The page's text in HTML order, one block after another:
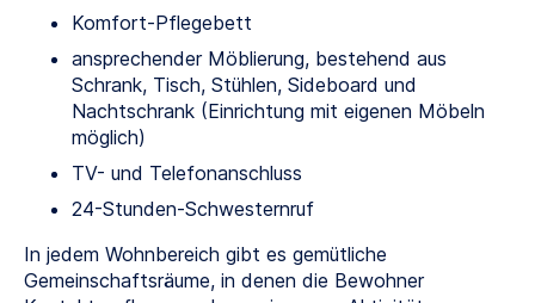
Komfort-Pflegebett
ansprechender Möblierung, bestehend aus
Schrank, Tisch, Stühlen, Sideboard und
Nachtschrank (Einrichtung mit eigenen Möbeln
möglich)
TV- und Telefonanschluss
24-Stunden-Schwesternruf
In jedem Wohnbereich gibt es gemütliche
Gemeinschaftsräume, in denen die Bewohner